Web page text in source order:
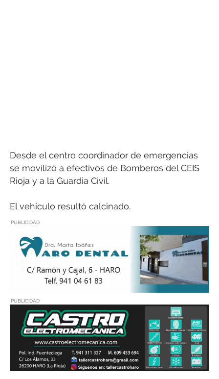
Desde el centro coordinador de emergencias
se movilizó a efectivos de Bomberos del CEIS
Rioja y a la Guardia Civil.
El vehículo resultó calcinado.
PUBLICIDAD
PUBLICIDAD